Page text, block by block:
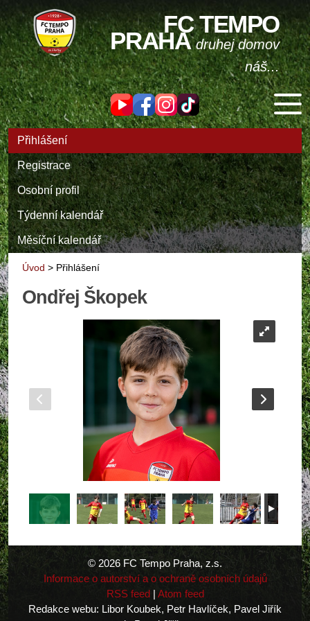
FC TEMPO
PRAHAdruhej domov
náš...
Přihlášení
Registrace
Osobní profil
Týdenní kalendář
Měsíční kalendář
Úvod > Přihlášení
Ondřej Škopek
© 2026 FC Tempo Praha, z.s.
Informace o autorství a o ochraně osobních údajů
RSS feed
Atom feed
Redakce webu: Libor Koubek, Petr Havlíček, Pavel Jiřík